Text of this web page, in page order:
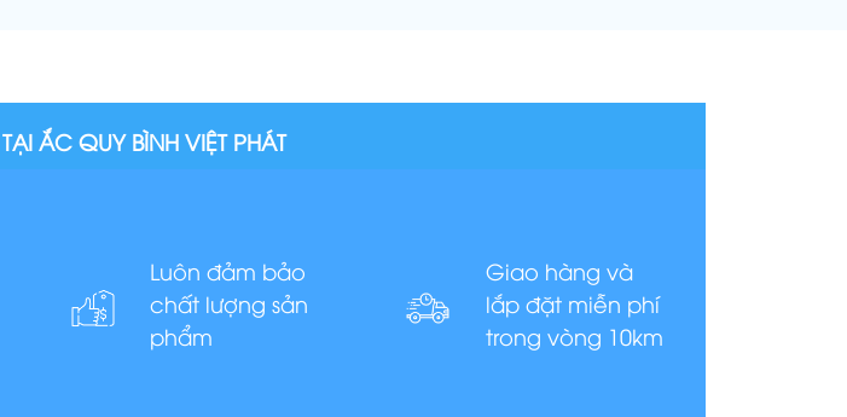
ẮC QUY BÌNH VIỆT PHÁT
Luôn đảm bảo
chất lượng sản
phẩm
Giao hàng và
lắp đặt miễn phí
trong vòng 10km